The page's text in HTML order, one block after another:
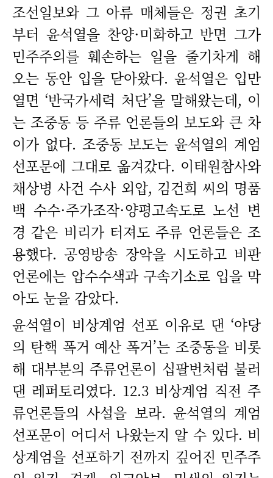
조선일보와 그 아류 매체들은 정권 초기
부터 윤석열을 찬양·미화하고 반면 그가
민주주의를 훼손하는 일을 줄기차게 해
오는 동안 입을 닫아왔다. 윤석열은 입만
열면 ‘반국가세력 처단’을 말해왔는데, 이
는 조중동 등 주류 언론들의 보도와 큰 차
이가 없다. 조중동 보도는 윤석열의 계엄
선포문에 그대로 옮겨갔다. 이태원참사와
채상병 사건 수사 외압, 김건희 씨의 명품
백 수수·주가조작·양평고속도로 노선 변
경 같은 비리가 터져도 주류 언론들은 조
용했다. 공영방송 장악을 시도하고 비판
언론에는 압수수색과 구속기소로 입을 막
아도 눈을 감았다.
윤석열이 비상계엄 선포 이유로 댄 ‘야당
의 탄핵 폭거 예산 폭거’는 조중동을 비롯
해 대부분의 주류언론이 십팔번처럼 불러
댄 레퍼토리였다. 12.3 비상계엄 직전 주
류언론들의 사설을 보라. 윤석열의 계엄
선포문이 어디서 나왔는지 알 수 있다. 비
상계엄을 선포하기 전까지 깊어진 민주주